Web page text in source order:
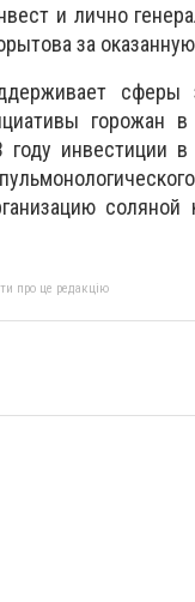
и лично
за
сферы
горожан в
инвестиции в
соляной
про це редакцію